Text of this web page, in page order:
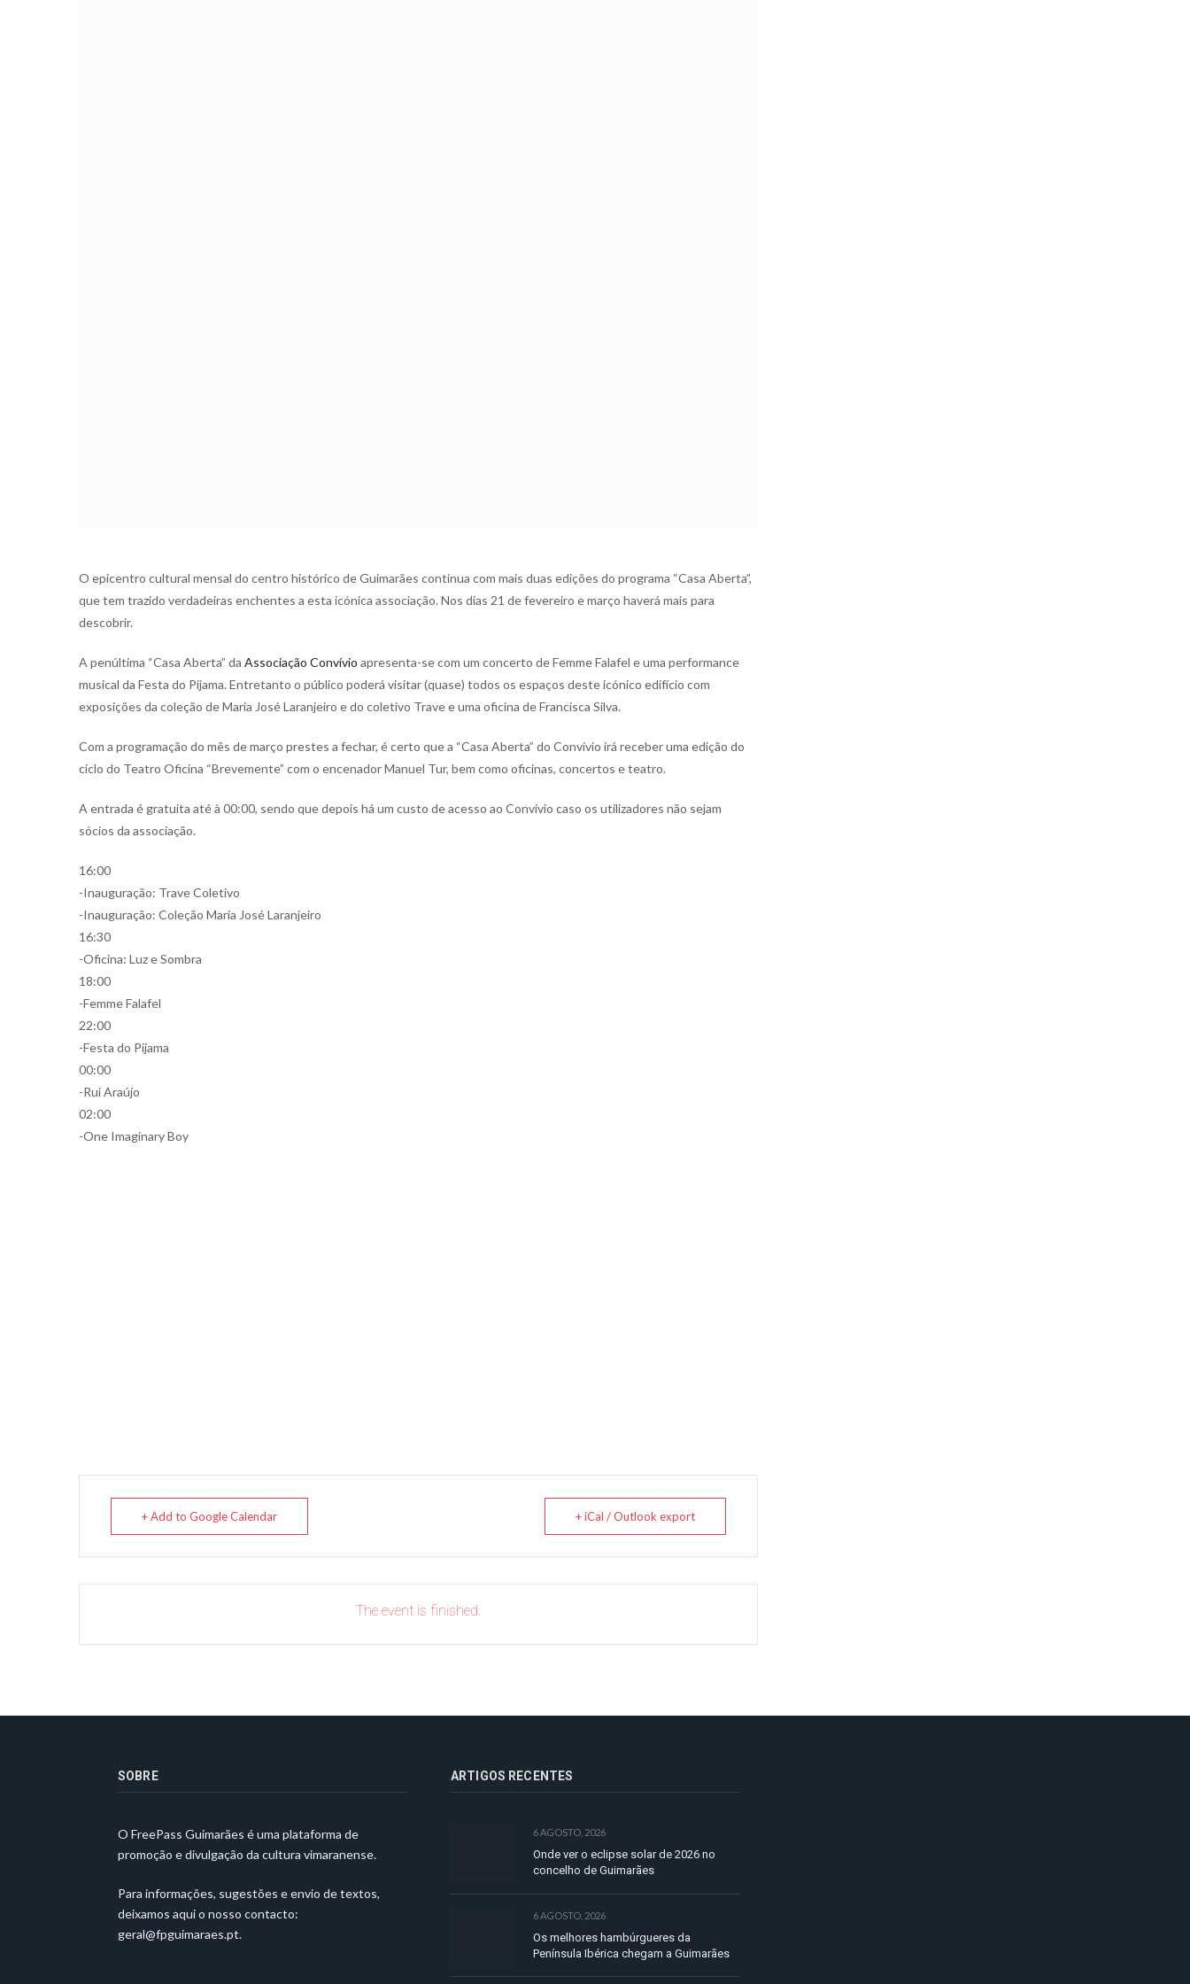
O epicentro cultural mensal do centro histórico de Guimarães continua com mais duas edições do programa “Casa Aberta”,
que tem trazido verdadeiras enchentes a esta icónica associação. Nos dias 21 de fevereiro e março haverá mais para
descobrir.
A penúltima “Casa Aberta” da Associação Convívio apresenta-se com um concerto de Femme Falafel e uma performance
musical da Festa do Pijama. Entretanto o público poderá visitar (quase) todos os espaços deste icónico edifício com
exposições da coleção de Maria José Laranjeiro e do coletivo Trave e uma oficina de Francisca Silva.
Com a programação do mês de março prestes a fechar, é certo que a “Casa Aberta” do Convívio irá receber uma edição do
ciclo do Teatro Oficina “Brevemente” com o encenador Manuel Tur, bem como oficinas, concertos e teatro.
A entrada é gratuita até à 00:00, sendo que depois há um custo de acesso ao Convívio caso os utilizadores não sejam
sócios da associação.
16:00
-Inauguração: Trave Coletivo
-Inauguração: Coleção Maria José Laranjeiro
16:30
-Oficina: Luz e Sombra
18:00
-Femme Falafel
22:00
-Festa do Pijama
00:00
-Rui Araújo
02:00
-One Imaginary Boy
+ Add to Google Calendar + iCal / Outlook export
The event is finished.
SOBRE
O FreePass Guimarães é uma plataforma de
promoção e divulgação da cultura vimaranense.
Para informações, sugestões e envio de textos,
deixamos aqui o nosso contacto:
geral@fpguimaraes.pt.
ARTIGOS RECENTES
6 AGOSTO, 2026
Onde ver o eclipse solar de 2026 no
concelho de Guimarães
6 AGOSTO, 2026
Os melhores hambúrgueres da
Península Ibérica chegam a Guimarães